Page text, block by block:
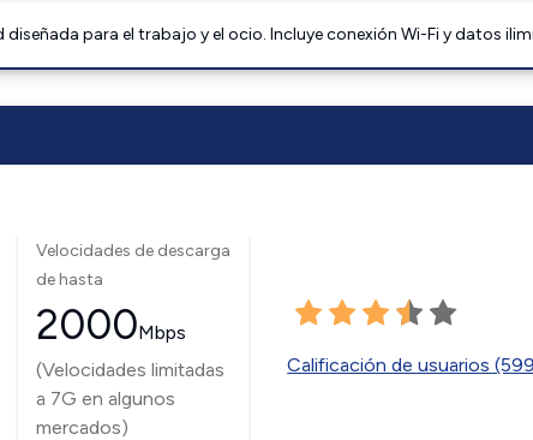
para el trabajo y el ocio. Incluye conexión Wi-Fi y datos
Velocidades de descarga
de hasta
2000Mbps
(Velocidades limitadas
a 7G en algunos
mercados)
Calificación de usuarios